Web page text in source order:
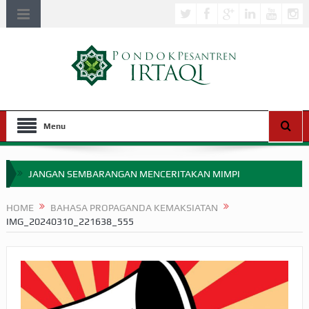
Menu
JANGAN SEMBARANGAN MENCERITAKAN MIMPI
MIMPI YANG DIABAIKAN MENJELANG PERANG BADAR
SEBELUM TIBA SAAT WAJIB?
HAKIKAT NIKMAT DI DUNIA!
HOME
BAHASA PROPAGANDA KEMAKSIATAN
IMG_20240310_221638_555